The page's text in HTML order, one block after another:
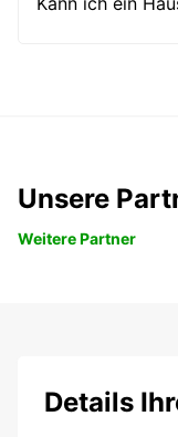
Unsere
Weitere Partner
Details